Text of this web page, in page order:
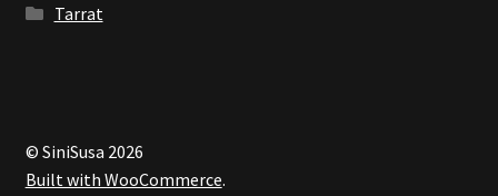
Tarrat
© SiniSusa 2026
Built with WooCommerce.